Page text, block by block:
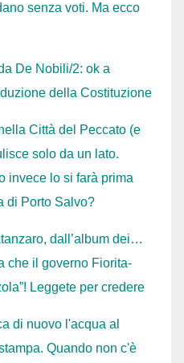
senza voti. Ma ecco
De Nobili/2: ok a
della Costituzione
Città del Peccato (e
solo da un lato.
invece lo si farà prima
di Porto Salvo?
dall’album dei…
che il governo Fiorita-
Leggete per credere
di nuovo l'acqua al
Quando non c'è